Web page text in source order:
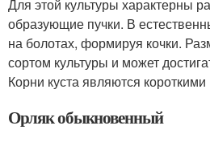
Для этой культуры характерны
образующие пучки. В
на болотах, формируя кочки.
сортом культуры и может
Корни куста являются
Орляк обыкновенный